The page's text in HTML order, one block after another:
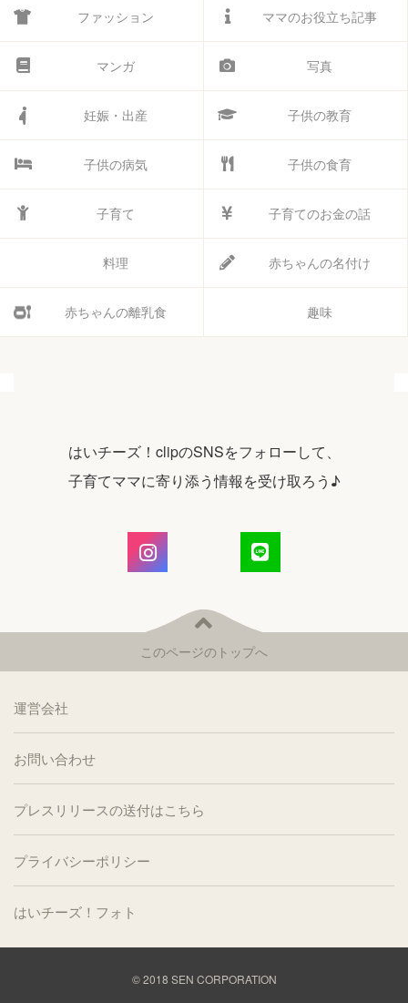
ファッション ママのお役立ち記事
マンガ 写真
妊娠・出産 子供の教育
子供の病気 子供の食育
子育て 子育てのお金の話
料理 赤ちゃんの名付け
赤ちゃんの離乳食 趣味
はいチーズ！clipのSNSをフォローして、
子育てママに寄り添う情報を受け取ろう♪
このページのトップへ
運営会社
お問い合わせ
プレスリリースの送付はこちら
プライバシーポリシー
はいチーズ！フォト
© 2018 SEN CORPORATION